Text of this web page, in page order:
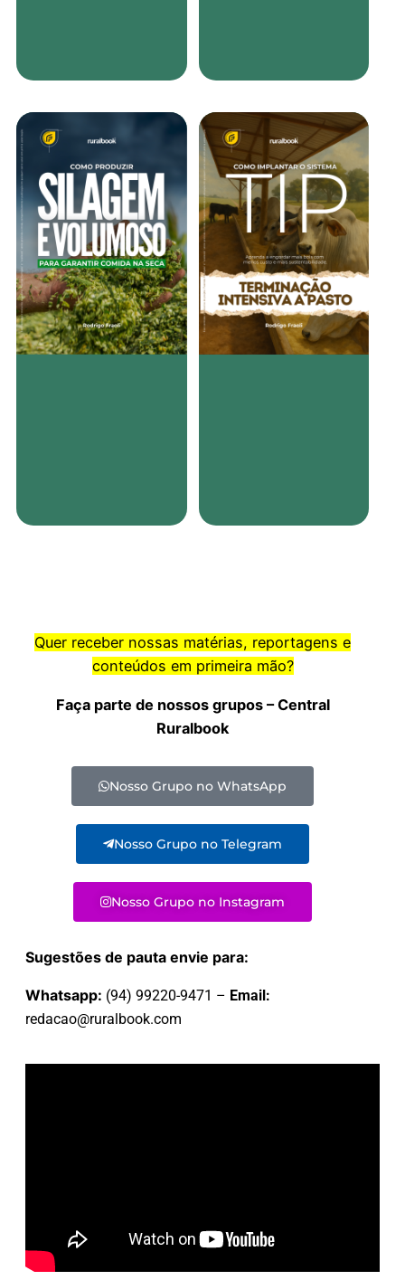
Quer receber nossas matérias, reportagens e
conteúdos em primeira mão?
Faça parte de nossos grupos – Central
Ruralbook
Nosso Grupo no WhatsApp
Nosso Grupo no Telegram
Nosso Grupo no Instagram
Sugestões de pauta envie para:
Whatsapp: (94) 99220-9471 – Email:
redacao@ruralbook.com